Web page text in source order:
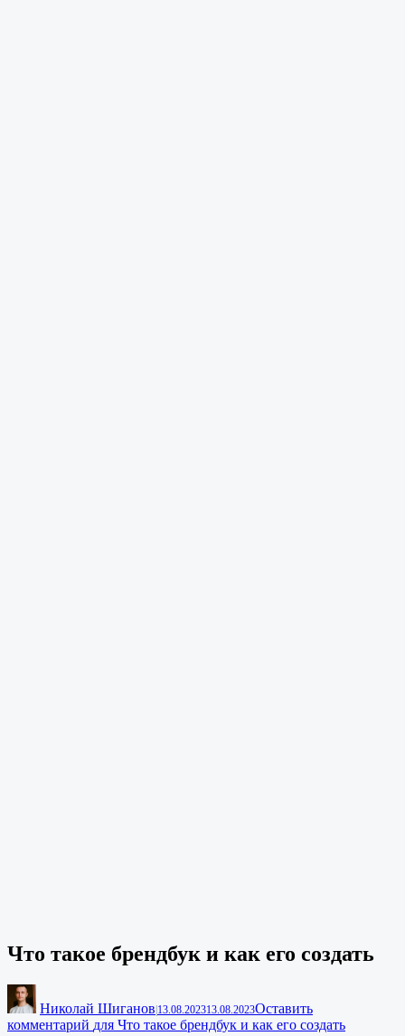
Что такое брендбук и как его создать
Николай Шиганов 13.08.202313.08.2023Оставить
комментарий для Что такое брендбук и как его создать